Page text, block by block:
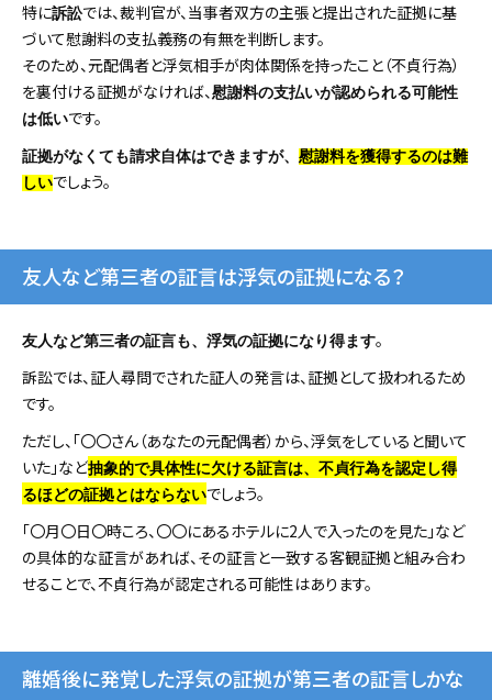
特に訴訟では、裁判官が、当事者双方の主張と提出された証拠に基
づいて慰謝料の支払義務の有無を判断します。
そのため、元配偶者と浮気相手が肉体関係を持ったこと（不貞行為）
を裏付ける証拠がなければ、慰謝料の支払いが認められる可能性
は低いです。
証拠がなくても請求自体はできますが、 慰謝料を獲得するのは難
しいでしょう。
友人など第三者の証言は浮気の証拠になる？
友人など第三者の証言も、浮気の証拠になり得ます。
訴訟では、証人尋問でされた証人の発言は、証拠として扱われるため
です。
ただし、「〇〇さん（あなたの元配偶者）から、浮気をしていると聞いて
いた」など抽象的で具体性に欠ける証言は、不貞行為を認定し得
るほどの証拠とはならないでしょう。
「〇月〇日〇時ころ、〇〇にあるホテルに2人で入ったのを見た」など
の具体的な証言があれば、その証言と一致する客観証拠と組み合わ
せることで、不貞行為が認定される可能性はあります。
離婚後に発覚した浮気の証拠が第三者の証言しかな